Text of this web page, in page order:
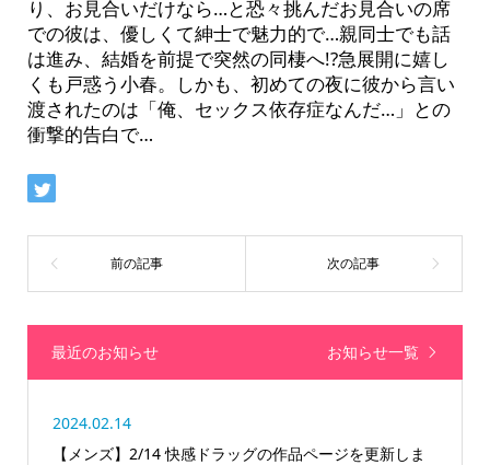
り、お見合いだけなら…と恐々挑んだお見合いの席
での彼は、優しくて紳士で魅力的で…親同士でも話
は進み、結婚を前提で突然の同棲へ!?急展開に嬉し
くも戸惑う小春。しかも、初めての夜に彼から言い
渡されたのは「俺、セックス依存症なんだ…」との
衝撃的告白で…
最近のお知らせ お知らせ一覧
2024.02.14
【メンズ】2/14 快感ドラッグの作品ページを更新しま